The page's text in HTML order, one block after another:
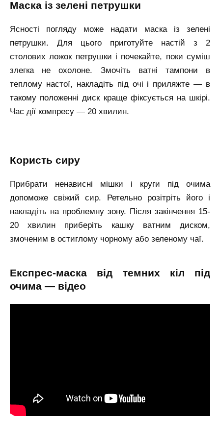
маска із зелені петрушки
Ясності погляду може надати маска із зелені
петрушки. Для цього приготуйте настій з 2
столових ложок петрушки і почекайте, поки суміш
злегка не охолоне. Змочіть ватні тампони в
теплому настої, накладіть під очі і приляжте — в
такому положенні диск краще фіксується на шкірі.
Час дії компресу — 20 хвилин.
користь сиру
Прибрати ненависні мішки і круги під очима
допоможе свіжий сир. Ретельно розітріть його і
накладіть на проблемну зону. Після закінчення 15-
20 хвилин приберіть кашку ватним диском,
змоченим в остиглому чорному або зеленому чаї.
експрес-маска від темних кіл під
очима — відео